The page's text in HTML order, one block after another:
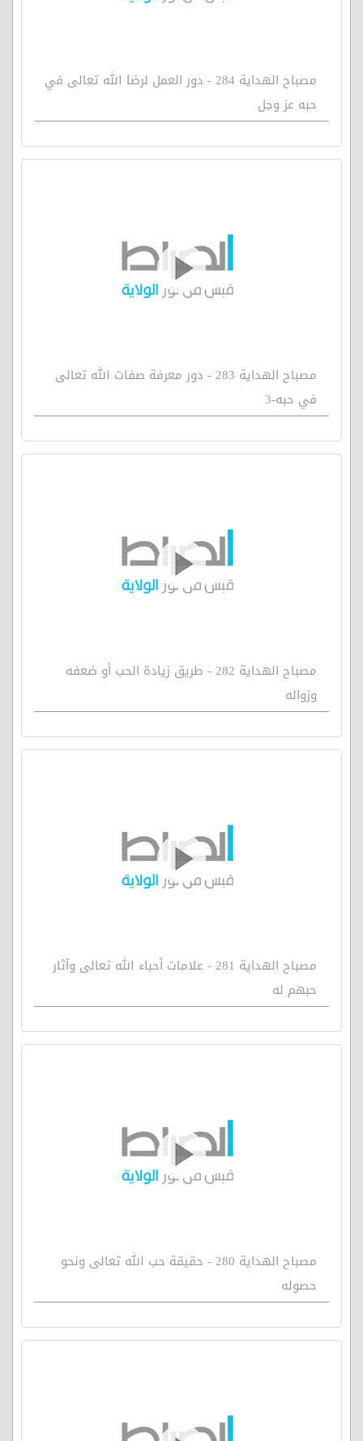
مصباح الهداية 284 - دور العمل لرضا الله تعالى في
حبه عز وجل
مصباح الهداية 283 - دور معرفة صفات الله تعالى
في حبه-3
مصباح الهداية 282 - طريق زيادة الحب أو ضعفه
وزواله
مصباح الهداية 281 - علامات أحباء الله تعالى وآثار
حبهم له
مصباح الهداية 280 - حقيقة حب الله تعالى ونحو
حصوله